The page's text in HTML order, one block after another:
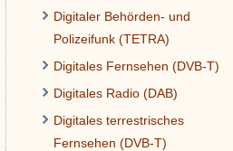
Digitaler Behörden- und
Polizeifunk (TETRA)
Digitales Fernsehen (DVB-T)
Digitales Radio (DAB)
Digitales terrestrisches
Fernsehen (DVB-T)